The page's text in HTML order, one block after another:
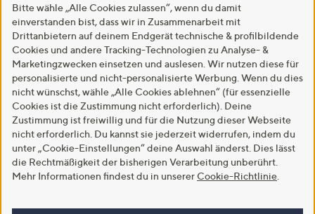
Bitte wähle „Alle Cookies zulassen“, wenn du damit
einverstanden bist, dass wir in Zusammenarbeit mit
Drittanbietern auf deinem Endgerät technische & profilbildende
Cookies und andere Tracking-Technologien zu Analyse- &
Marketingzwecken einsetzen und auslesen. Wir nutzen diese für
personalisierte und nicht-personalisierte Werbung. Wenn du dies
nicht wünschst, wähle „Alle Cookies ablehnen“ (für essenzielle
Cookies ist die Zustimmung nicht erforderlich). Deine
Zustimmung ist freiwillig und für die Nutzung dieser Webseite
nicht erforderlich. Du kannst sie jederzeit widerrufen, indem du
unter „Cookie-Einstellungen“ deine Auswahl änderst. Dies lässt
die Rechtmäßigkeit der bisherigen Verarbeitung unberührt.
Mehr Informationen findest du in unserer Cookie-Richtlinie